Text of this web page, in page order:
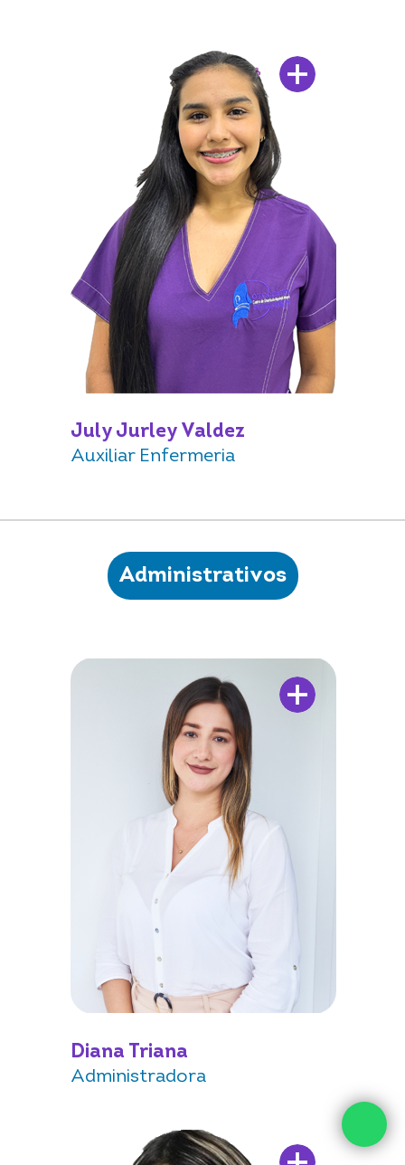
July Jurley Valdez
Auxiliar Enfermeria
Administrativos
Diana Triana
Administradora